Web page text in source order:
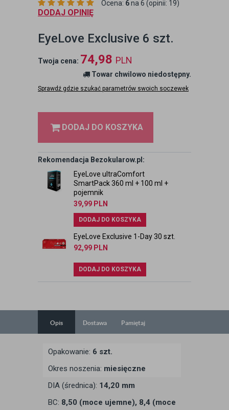
Ocena: 6na 6 (opinii: 19)
DODAJ OPINIĘ
EyeLove Exclusive 6 szt.
Twoja cena: 74,98 PLN
Towar chwilowo niedostępny.
Sprawdź gdzie szukać parametrów swoich soczewek
DODAJ DO KOSZYKA
Rekomendacja Bezokularow.pl:
EyeLove ultraComfort
SmartPack 360 ml + 100 ml +
pojemnik
39,99 PLN
DODAJ DO KOSZYKA
EyeLove Exclusive 1-Day 30 szt.
92,99 PLN
DODAJ DO KOSZYKA
Opis Dostawa Pamiętaj
Opakowanie: 6 szt.
Okres noszenia: miesięczne
DIA (średnica): 14,20 mm
BC: 8,50 (moce ujemne), 8,4 (moce